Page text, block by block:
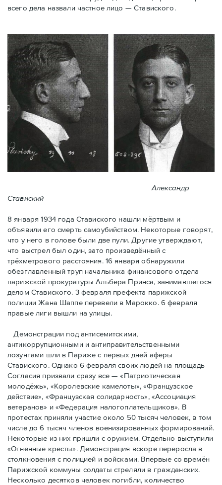
всего дела назвали частное лицо — Ставиского.
Александр
Ставиский
8 января 1934 года Ставиского нашли мёртвым и
объявили его смерть самоубийством. Некоторые говорят,
что у него в голове были две пули. Другие утверждают,
что выстрел был один, зато произведённый с
трёхметровoго расстояния. 16 января обнаружили
обезглавленный труп начальника финансового отдела
парижской прокуратуры Альбера Принса, занимавшегося
делом Cтавиского. 3 февраля префекта парижской
полиции Жана Шаппе перевели в Марокко. 6 февраля
правые лиги вышли на улицы.
Демонстрации под антисемитскими,
антикоррупционными и антиправительственными
лозунгами шли в Париже с первых дней аферы
Ставиского. Однако 6 февраля своих людей на площадь
Согласия призвали сразу все — «Патриотическая
молодёжь», «Королевские камелоты», «Французское
действие», «Французская солидарность», «Ассоциация
ветеранов» и «Федерация налогоплательщиков». В
протестах приняли участие около 50 тысяч человек, в том
числе до 6 тысяч членов военизированных формирований.
Некоторые из них пришли с оружием. Отдельно выступили
«Огненные кресты». Демонстрация вскоре переросла в
столкновения с полицией и войсками. Впервые со времён
Парижской коммуны солдаты стреляли в гражданских.
Несколько десятков человек погибли, количество